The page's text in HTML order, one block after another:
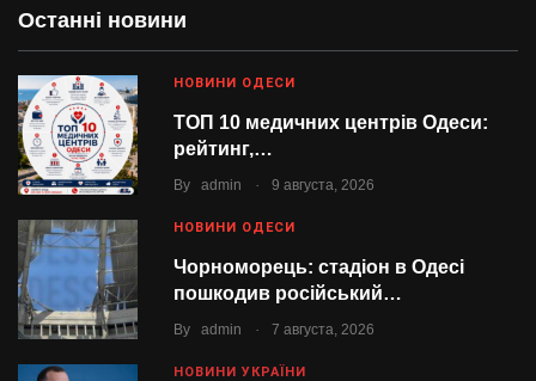
Останні новини
НОВИНИ ОДЕСИ
ТОП 10 медичних центрів Одеси:
рейтинг,…
By admin . 9 августа, 2026
НОВИНИ ОДЕСИ
Чорноморець: стадіон в Одесі
пошкодив російський…
By admin . 7 августа, 2026
НОВИНИ УКРАЇНИ